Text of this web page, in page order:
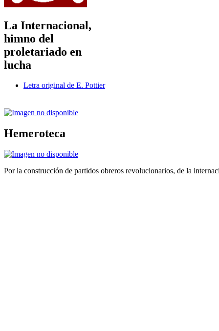
La Internacional,
himno del
proletariado en
lucha
Letra original de E. Pottier
Hemeroteca
Por la construcción de partidos obreros revolucionarios, de la